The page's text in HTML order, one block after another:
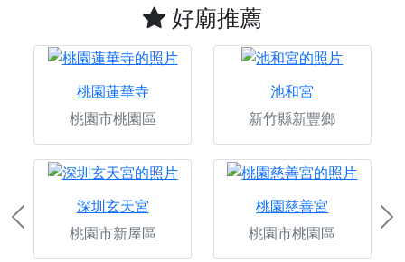
好廟推薦
桃園蓮華寺
桃園市桃園區
池和宮
新竹縣新豐鄉
深圳玄天宮
桃園市新屋區
桃園慈善宮
桃園市桃園區
Previous